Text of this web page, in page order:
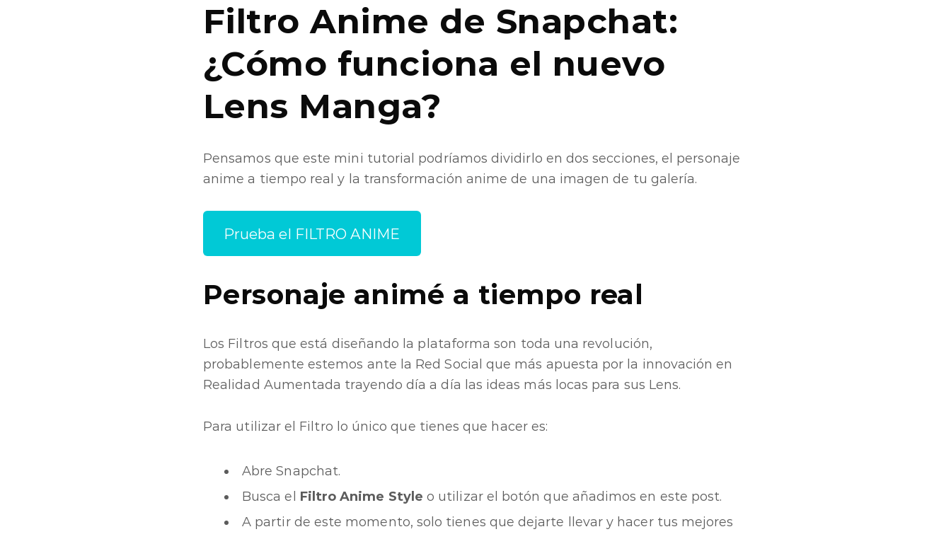
Filtro Anime de Snapchat:
¿Cómo funciona el nuevo
Lens Manga?
Pensamos que este mini tutorial podríamos dividirlo en dos secciones, el personaje
anime a tiempo real y la transformación anime de una imagen de tu galería.
Prueba el FILTRO ANIME
Personaje animé a tiempo real
Los Filtros que está diseñando la plataforma son toda una revolución,
probablemente estemos ante la Red Social que más apuesta por la innovación en
Realidad Aumentada trayendo día a día las ideas más locas para sus Lens.
Para utilizar el Filtro lo único que tienes que hacer es:
Abre Snapchat.
Busca el Filtro Anime Style o utilizar el botón que añadimos en este post.
A partir de este momento, solo tienes que dejarte llevar y hacer tus mejores